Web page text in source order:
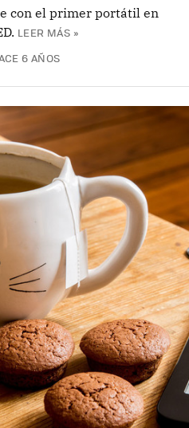
con el primer portátil en
LEER MÁS »
6 AÑOS